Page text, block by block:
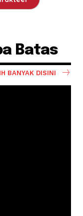
Batas
BANYAK DISINI